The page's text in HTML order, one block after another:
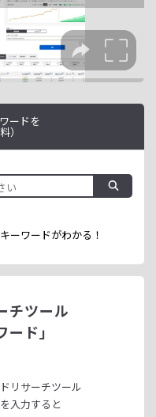
ードを
）
ーワードがわかる！
チツール
ード」
リサーチツール
入力すると